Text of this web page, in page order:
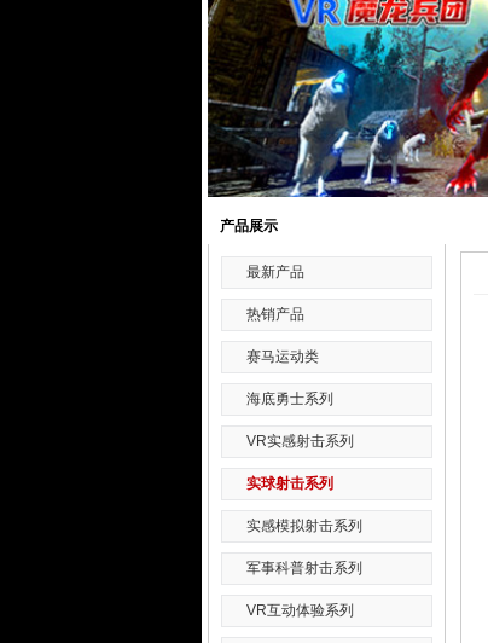
产品展示
最新产品
热销产品
赛马运动类
海底勇士系列
VR实感射击系列
实球射击系列
实感模拟射击系列
军事科普射击系列
VR互动体验系列